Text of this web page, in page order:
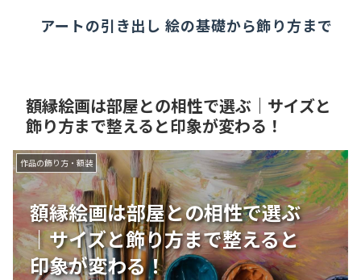
アートの引き出し 絵の基礎から飾り方まで
額縁絵画は部屋との相性で選ぶ｜サイズと
飾り方まで整えると印象が変わる！
額縁絵画は部屋との相性で選ぶ
｜サイズと飾り方まで整えると
印象が変わる！
作品の飾り方・額装